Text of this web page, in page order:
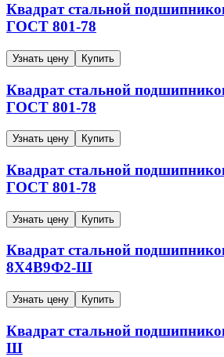
Квадрат стальной
ГОСТ 801-78
Узнать цену Купить
Квадрат стальной
ГОСТ 801-78
Узнать цену Купить
Квадрат стальной
ГОСТ 801-78
Узнать цену Купить
Квадрат стальной
8Х4В9Ф2-Ш
Узнать цену Купить
Квадрат стальной
Ш